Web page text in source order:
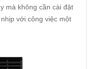
mà không cần cài đặt
với công việc một